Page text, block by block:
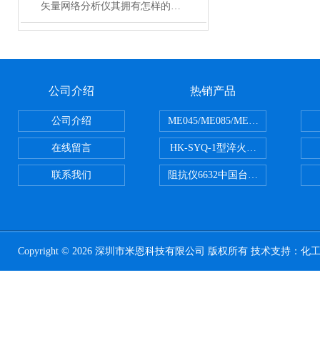
矢量网络分析仪其拥有怎样的特点呢？
公司介绍
公司介绍
在线留言
联系我们
热销产品
ME045/ME085/ME150ME系列
HK-SYQ-1型淬火介质冷却性能测
阻抗仪6632中国台湾益和
Copyright © 2026 深圳市米恩科技有限公司 版权所有 技术支持： 化